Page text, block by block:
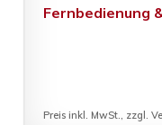
Fernbedienung
Preis inkl. MwSt., zzgl.